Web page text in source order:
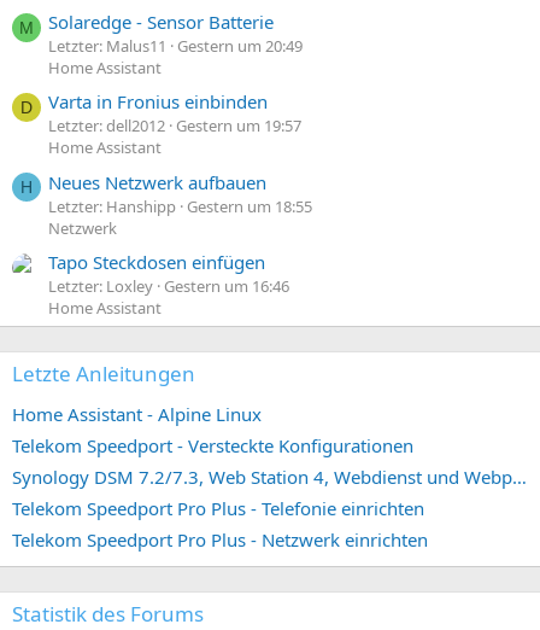
M Solaredge - Sensor Batterie
Letzter: Malus11
Gestern um 20:49
Home Assistant
D Varta in Fronius einbinden
Letzter: dell2012 Gestern um 19:57
Home Assistant
H Neues Netzwerk aufbauen
Letzter: Hanshipp Gestern um 18:55
Netzwerk
Tapo Steckdosen einfügen
Letzter: Loxley Gestern um 16:46
Home Assistant
Letzte Anleitungen
Home Assistant - Alpine Linux
Telekom Speedport - Versteckte Konfigurationen
Synology DSM 7.2/7.3, Web Station 4, Webdienst und Webportal erstellen (ehemals vHost)
Telekom Speedport Pro Plus - Telefonie einrichten
Telekom Speedport Pro Plus - Netzwerk einrichten
Statistik des Forums